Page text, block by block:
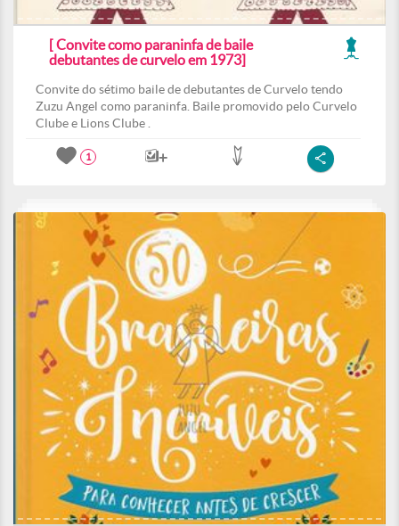
[ Convite como paraninfa de baile
debutantes de curvelo em 1973]
Convite do sétimo baile de debutantes de Curvelo tendo
Zuzu Angel como paraninfa. Baile promovido pelo Curvelo
Clube e Lions Clube .
1